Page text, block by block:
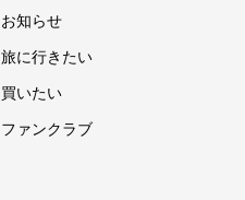
お知らせ
旅に行きたい
買いたい
ファンクラブ